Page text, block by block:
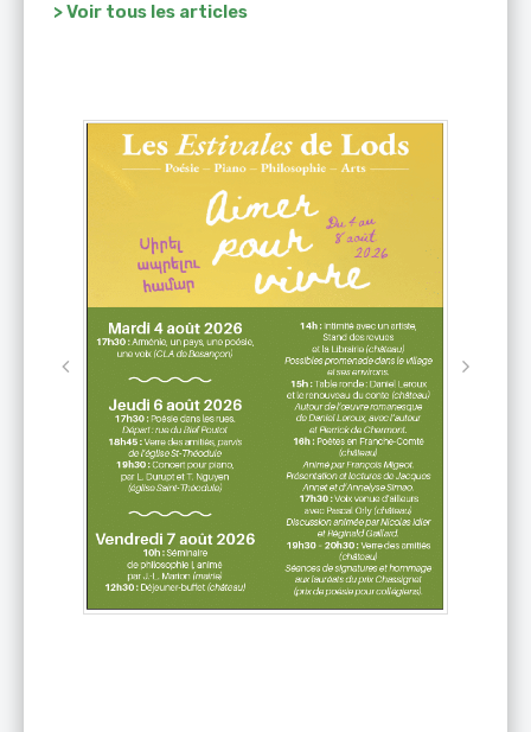
> Voir tous les articles